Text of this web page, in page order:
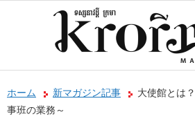
ホーム 新マガジン記事
大使館とは
事班の業務～